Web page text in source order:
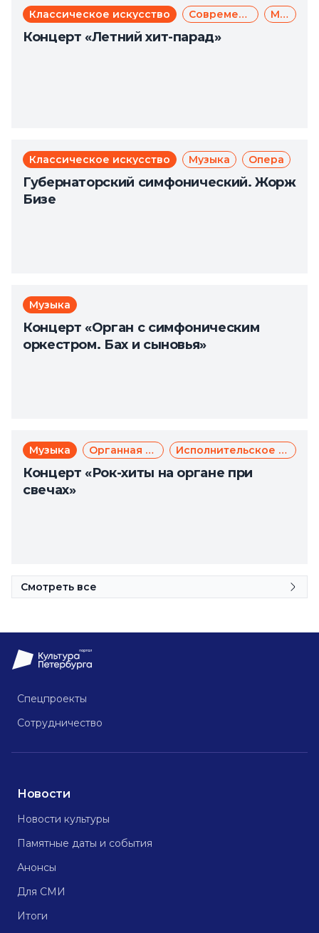
Классическое искусство Современное искусство Музыка
Концерт «Летний хит-парад»
Классическое искусство Музыка Опера
Губернаторский симфонический. Жорж
Бизе
Музыка
Концерт «Орган с симфоническим
оркестром. Бах и сыновья»
Музыка Органная музыка Исполнительское искусство
Концерт «Рок-хиты на органе при
свечах»
Смотреть все
Спецпроекты
Сотрудничество
Новости
Новости культуры
Памятные даты и события
Анонсы
Для СМИ
Итоги